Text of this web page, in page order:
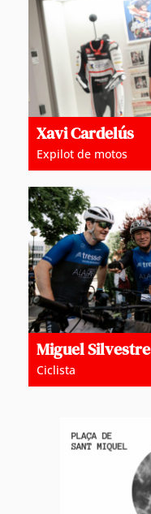
Xavi Cardelús
Expilot de motos
Miguel Silvestre
Ciclista